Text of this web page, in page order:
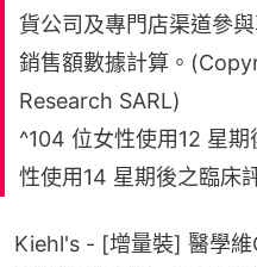
貨公司及專門店渠道參
銷售額數據計算。
Research SARL)
^104 位女性使用12 星
性使用14 星期後之臨床
Kiehl's - [增量裝] 醫學維